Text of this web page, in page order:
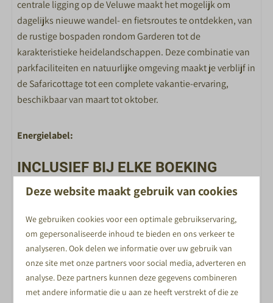
centrale ligging op de Veluwe maakt het mogelijk om
dagelijks nieuwe wandel- en fietsroutes te ontdekken, van
de rustige bospaden rondom Garderen tot de
karakteristieke heidelandschappen. Deze combinatie van
parkfaciliteiten en natuurlijke omgeving maakt je verblijf in
de Safaricottage tot een complete vakantie-ervaring,
beschikbaar van maart tot oktober.
Energielabel:
INCLUSIEF BIJ ELKE BOEKING
GRATIS WIFI BIJ JOUW ACCOMMODATIE
Deze website maakt gebruik van cookies
We gebruiken cookies voor een optimale gebruikservaring,
om gepersonaliseerde inhoud te bieden en ons verkeer te
analyseren. Ook delen we informatie over uw gebruik van
onze site met onze partners voor social media, adverteren en
analyse. Deze partners kunnen deze gegevens combineren
met andere informatie die u aan ze heeft verstrekt of die ze